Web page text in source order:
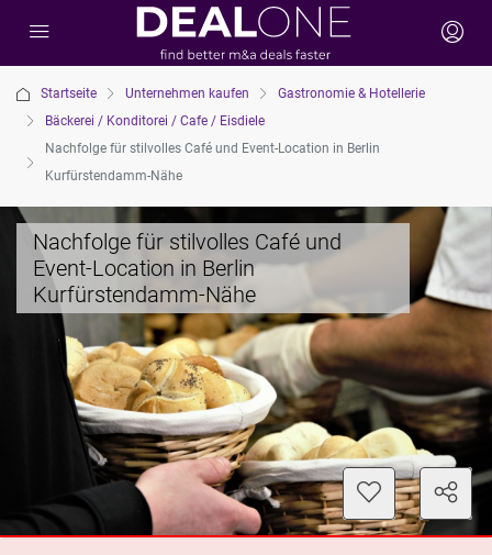
Startseite Unternehmen kaufen
Gastronomie & Hotellerie
Bäckerei / Konditorei / Cafe / Eisdiele
Nachfolge für stilvolles Café und Event-Location in Berlin
Kurfürstendamm-Nähe
Nachfolge für stilvolles Café und
Event-Location in Berlin
Kurfürstendamm-Nähe